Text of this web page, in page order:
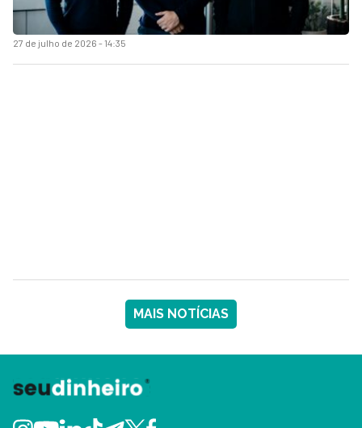
27 de julho de 2026 - 14:35
MAIS NOTÍCIAS